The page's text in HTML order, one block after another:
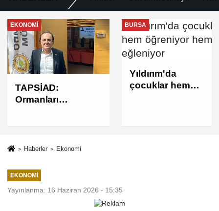
EKONOMI
TAPSİAD:
Ormanları
BURSA
Yıldırım'da
çocuklar hem
Haberler Ekonomi
EKONOMI
Yayınlanma: 16 Haziran 2026 - 15:35